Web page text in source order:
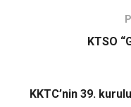
KTSO
KKTC’nin 39.